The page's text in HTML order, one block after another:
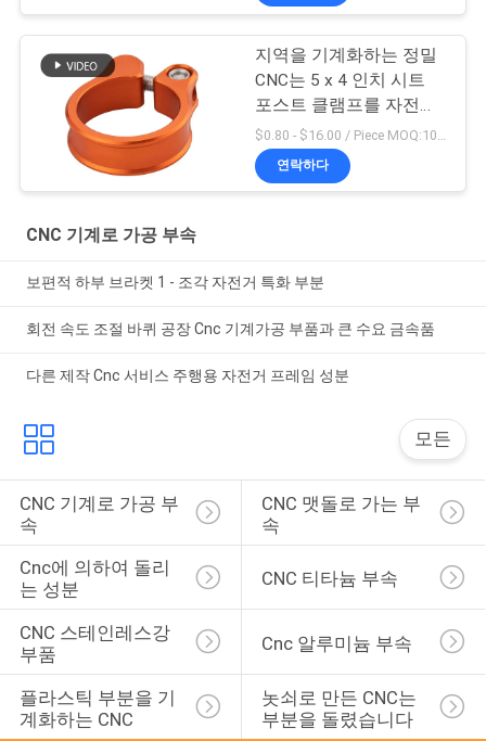
지역을 기계화하는 정밀
CNC는 5 x 4 인치 시트
포스트 클램프를 자전거
로 갑니다
연락하다
CNC 기계로 가공 부속
보편적 하부 브라켓 1 - 조각 자전거 특화 부분
회전 속도 조절 바퀴 공장 Cnc 기계가공 부품과 큰 수요 금속품
다른 제작 Cnc 서비스 주행용 자전거 프레임 성분
모든
CNC 기계로 가공 부
속
CNC 맷돌로 가는 부
속
Cnc에 의하여 돌리
는 성분
CNC 티타늄 부속
CNC 스테인레스강
부품
Cnc 알루미늄 부속
플라스틱 부분을 기
계화하는 CNC
놋쇠로 만든 CNC는
부분을 돌렸습니다